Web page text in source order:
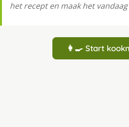
het recept en maak het
👩‍🍳 Start